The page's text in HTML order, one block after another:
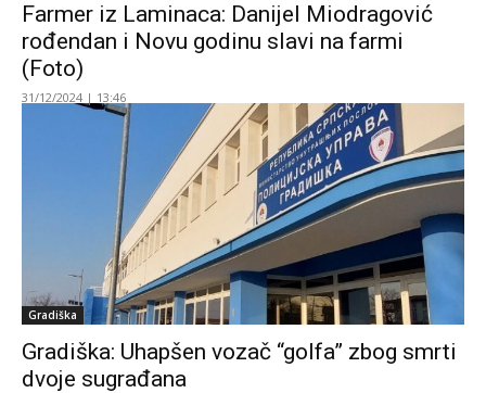
Farmer iz Laminaca: Danijel Miodragović
rođendan i Novu godinu slavi na farmi
(Foto)
31/12/2024 | 13:46
Gradiška
Gradiška: Uhapšen vozač “golfa” zbog smrti
dvoje sugrađana